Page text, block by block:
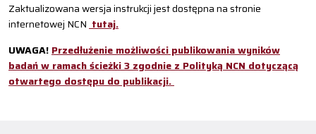
Zaktualizowana wersja instrukcji jest dostępna na stronie
internetowej NCN tutaj.
UWAGA! Przedłużenie możliwości publikowania wyników
badań w ramach ścieżki 3 zgodnie z Polityką NCN dotyczącą
otwartego dostępu do publikacji.